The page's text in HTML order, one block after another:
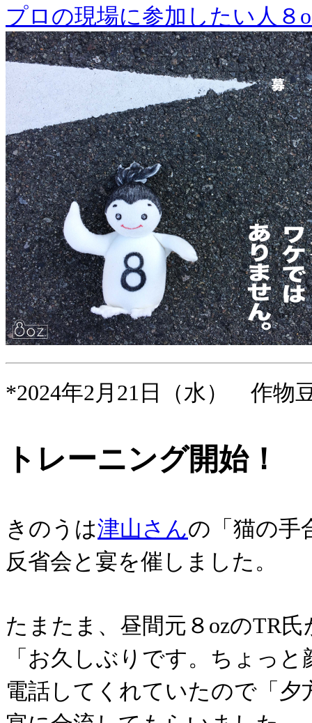
プロの現場に参加したい人８
*2024年2月21日（水） 作物
トレーニング開始！
きのうは津山さんの「猫の手
反省会と宴を催しました。
たまたま、昼間元８ozのTR氏
「お久しぶりです。ちょっ
電話してくれていたので「夕